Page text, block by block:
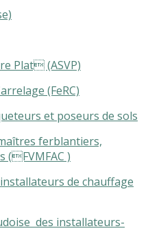
Plat (ASVP)
(FeRC)
et poseurs de sols
ferblantiers,
(FVMFAC )
de chauffage
des installateurs-